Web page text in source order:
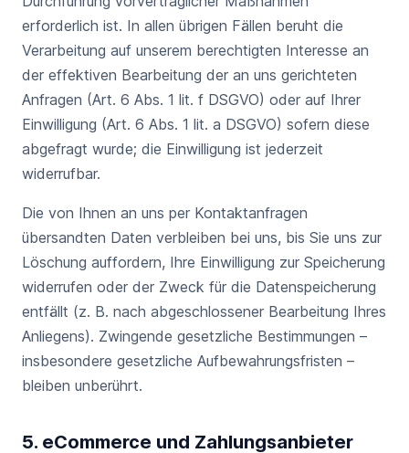
erforderlich ist. In allen übrigen Fällen beruht die
Verarbeitung auf unserem berechtigten Interesse an
der effektiven Bearbeitung der an uns gerichteten
Anfragen (Art. 6 Abs. 1 lit. f DSGVO) oder auf Ihrer
Einwilligung (Art. 6 Abs. 1 lit. a DSGVO) sofern diese
abgefragt wurde; die Einwilligung ist jederzeit
widerrufbar.
Die von Ihnen an uns per Kontaktanfragen
übersandten Daten verbleiben bei uns, bis Sie uns zur
Löschung auffordern, Ihre Einwilligung zur Speicherung
widerrufen oder der Zweck für die Datenspeicherung
entfällt (z. B. nach abgeschlossener Bearbeitung Ihres
Anliegens). Zwingende gesetzliche Bestimmungen –
insbesondere gesetzliche Aufbewahrungsfristen –
bleiben unberührt.
5. eCommerce und Zahlungsanbieter